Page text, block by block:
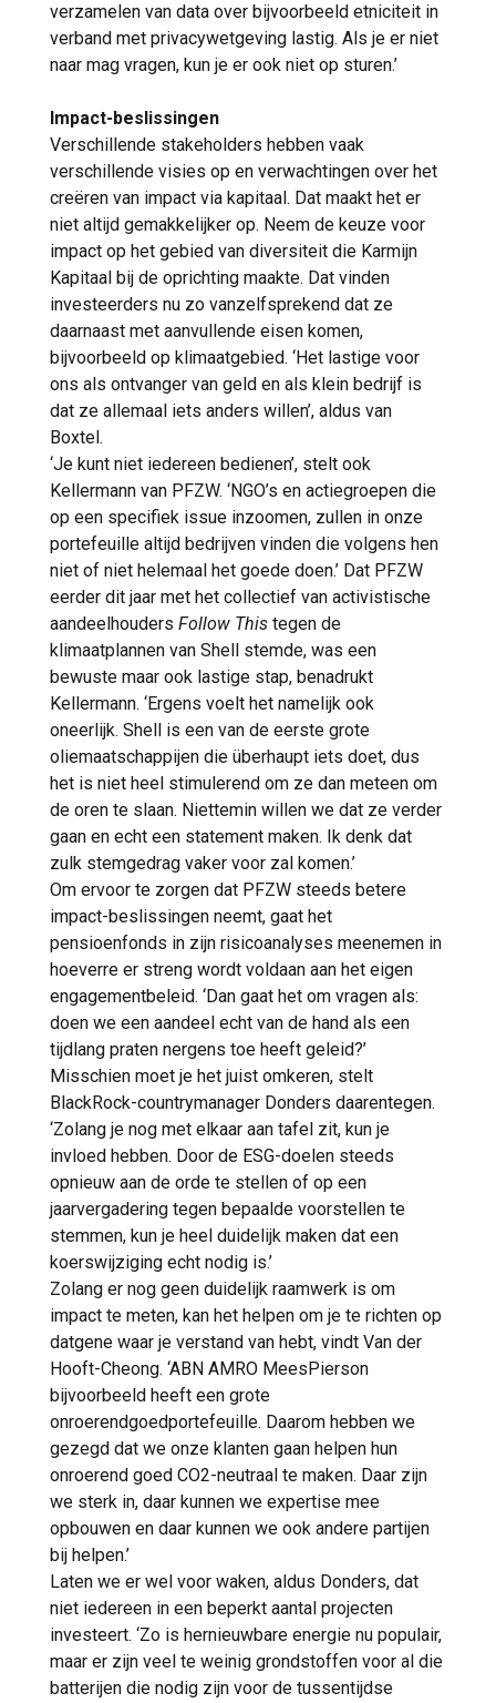
verzamelen van data over bijvoorbeeld etniciteit in
verband met privacywetgeving lastig. Als je er niet
naar mag vragen, kun je er ook niet op sturen.’
Impact-beslissingen
Verschillende stakeholders hebben vaak
verschillende visies op en verwachtingen over het
creëren van impact via kapitaal. Dat maakt het er
niet altijd gemakkelijker op. Neem de keuze voor
impact op het gebied van diversiteit die Karmijn
Kapitaal bij de oprichting maakte. Dat vinden
investeerders nu zo vanzelfsprekend dat ze
daarnaast met aanvullende eisen komen,
bijvoorbeeld op klimaatgebied. ‘Het lastige voor
ons als ontvanger van geld en als klein bedrijf is
dat ze allemaal iets anders willen’, aldus van
Boxtel.
‘Je kunt niet iedereen bedienen’, stelt ook
Kellermann van PFZW. ‘NGO’s en actiegroepen die
op een specifiek issue inzoomen, zullen in onze
portefeuille altijd bedrijven vinden die volgens hen
niet of niet helemaal het goede doen.’ Dat PFZW
eerder dit jaar met het collectief van activistische
aandeelhouders Follow This tegen de
klimaatplannen van Shell stemde, was een
bewuste maar ook lastige stap, benadrukt
Kellermann. ‘Ergens voelt het namelijk ook
oneerlijk. Shell is een van de eerste grote
oliemaatschappijen die überhaupt iets doet, dus
het is niet heel stimulerend om ze dan meteen om
de oren te slaan. Niettemin willen we dat ze verder
gaan en echt een statement maken. Ik denk dat
zulk stemgedrag vaker voor zal komen.’
Om ervoor te zorgen dat PFZW steeds betere
impact-beslissingen neemt, gaat het
pensioenfonds in zijn risicoanalyses meenemen in
hoeverre er streng wordt voldaan aan het eigen
engagementbeleid. ‘Dan gaat het om vragen als:
doen we een aandeel echt van de hand als een
tijdlang praten nergens toe heeft geleid?’
Misschien moet je het juist omkeren, stelt
BlackRock-countrymanager Donders daarentegen.
‘Zolang je nog met elkaar aan tafel zit, kun je
invloed hebben. Door de ESG-doelen steeds
opnieuw aan de orde te stellen of op een
jaarvergadering tegen bepaalde voorstellen te
stemmen, kun je heel duidelijk maken dat een
koerswijziging echt nodig is.’
Zolang er nog geen duidelijk raamwerk is om
impact te meten, kan het helpen om je te richten op
datgene waar je verstand van hebt, vindt Van der
Hooft-Cheong. ‘ABN AMRO MeesPierson
bijvoorbeeld heeft een grote
onroerendgoedportefeuille. Daarom hebben we
gezegd dat we onze klanten gaan helpen hun
onroerend goed CO2-neutraal te maken. Daar zijn
we sterk in, daar kunnen we expertise mee
opbouwen en daar kunnen we ook andere partijen
bij helpen.’
Laten we er wel voor waken, aldus Donders, dat
niet iedereen in een beperkt aantal projecten
investeert. ‘Zo is hernieuwbare energie nu populair,
maar er zijn veel te weinig grondstoffen voor al die
batterijen die nodig zijn voor de tussentijdse